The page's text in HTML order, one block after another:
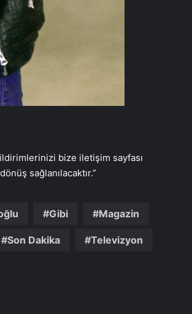
bize iletişim sayfası
sağlanılacaktır.”
Gibi Magazin
Son Dakika Televizyon
Nişantaşı Üniversitesi’nden 2026 YKS
Adaylarına Çifte Güvence: Sabit